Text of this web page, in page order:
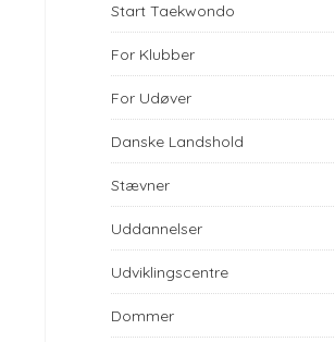
Start Taekwondo
For Klubber
For Udøver
Danske Landshold
Stævner
Uddannelser
Udviklingscentre
Dommer